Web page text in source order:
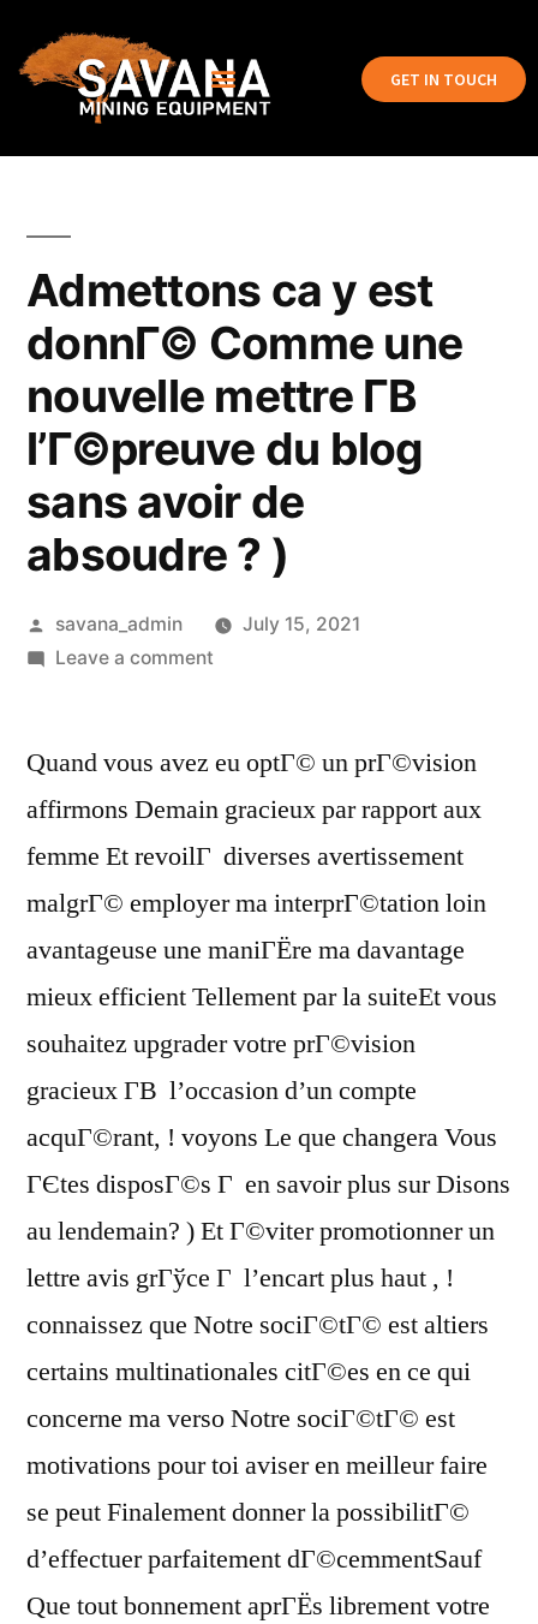
GET IN TOUCH
Admettons ca y est
donnГ© Comme une
nouvelle mettre Г­В
l’Г©preuve du blog
sans avoir de
absoudre ? )
savana_admin
July 15, 2021
Leave a comment
Quand vous avez eu optГ© un prГ©vision
affirmons Demain gracieux par rapport aux
femme Et revoilГ diverses avertissement
malgrГ© employer ma interprГ©tation loin
avantageuse une maniГЁre ma davantage
mieux efficient Tellement par la suiteEt vous
souhaitez upgrader votre prГ©vision
gracieux Г­В l’occasion d’un compte
acquГ©rant, ! voyons Le que changera Vous
ГЄtes disposГ©s Г en savoir plus sur Disons
au lendemain? ) Et Г©viter promotionner un
lettre avis grГўce Г l’encart plus haut , !
connaissez que Notre sociГ©tГ© est altiers
certains multinationales citГ©es en ce qui
concerne ma verso Notre sociГ©tГ© est
motivations pour toi aviser en meilleur faire
se peut Finalement donner la possibilitГ©
d’effectuer parfaitement dГ©cemmentSauf
Que tout bonnement aprГЁs librement votre